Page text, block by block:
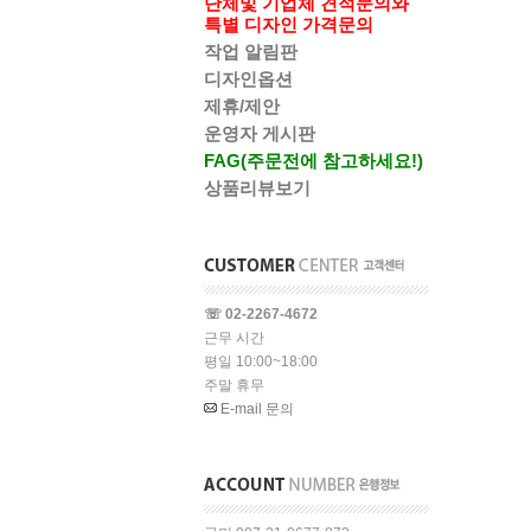
특별 디자인 가격문의
작업 알림판
디자인옵션
제휴/제안
운영자 게시판
FAG(주문전에 참고하세요!)
상품리뷰보기
☏ 02-2267-4672
근무 시간
평일 10:00~18:00
주말 휴무
E-mail 문의